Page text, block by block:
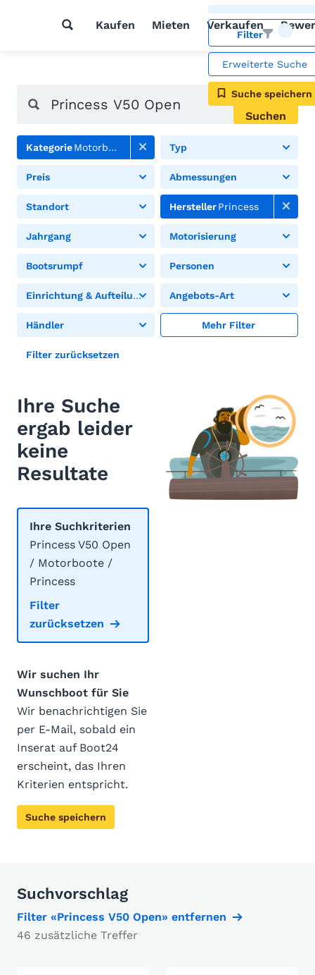
Kaufen Mieten Verkaufen
Filter
Erweiterte Suche
Suche speichern
Suchen
KategorieMotorboote Typ
Preis Abmessungen
Standort HerstellerPrincess
Jahrgang Motorisierung
Bootsrumpf Personen
Einrichtung & Aufteilung Angebots-Art
Händler Mehr Filter
Filter zurücksetzen
Ihre Suche
ergab leider
keine
Resultate
Ihre Suchkriterien
Princess V50 Open
/ Motorboote /
Princess
Filter
zurücksetzen
Wir suchen Ihr
Wunschboot für Sie
Wir benachrichtigen Sie
per E-Mail, sobald ein
Inserat auf Boot24
erscheint, das Ihren
Kriterien entspricht.
Suche speichern
Suchvorschlag
Filter «Princess V50 Open» entfernen
46 zusätzliche Treffer